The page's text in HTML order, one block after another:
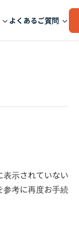
よくあるご質問
示されていない
参考に再度お手続